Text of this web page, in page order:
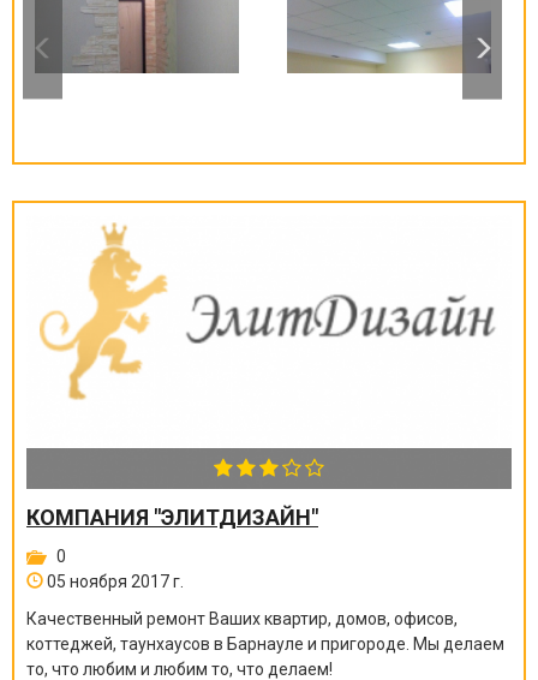
КОМПАНИЯ "ЭЛИТДИЗАЙН"
0
05 ноября 2017 г.
Качественный ремонт Ваших квартир, домов, офисов,
коттеджей, таунхаусов в Барнауле и пригороде. Мы делаем
то, что любим и любим то, что делаем!